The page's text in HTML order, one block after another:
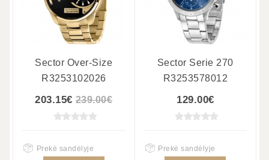
Sector Over-Size
R3253102026
203.15€ 239.00€
Prekė sandėlyje
Sector Serie 270
R3253578012
129.00€
Prekė sandėlyje